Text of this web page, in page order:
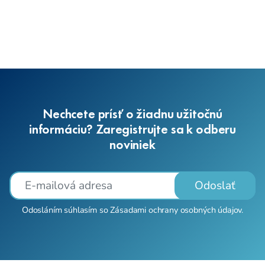
Nechcete prísť o žiadnu užitočnú
informáciu? Zaregistrujte sa k odberu
noviniek
Odoslať
Odosláním súhlasím soZásadami ochrany osobných údajov.